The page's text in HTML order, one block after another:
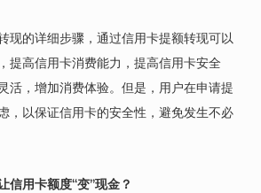
现的详细步骤，通过信用卡提额转现可以
提高信用卡消费能力，提高信用卡安全
活，增加消费体验。但是，用户在申请提
，以保证信用卡的安全性，避免发生不必
信用卡额度“变”现金？